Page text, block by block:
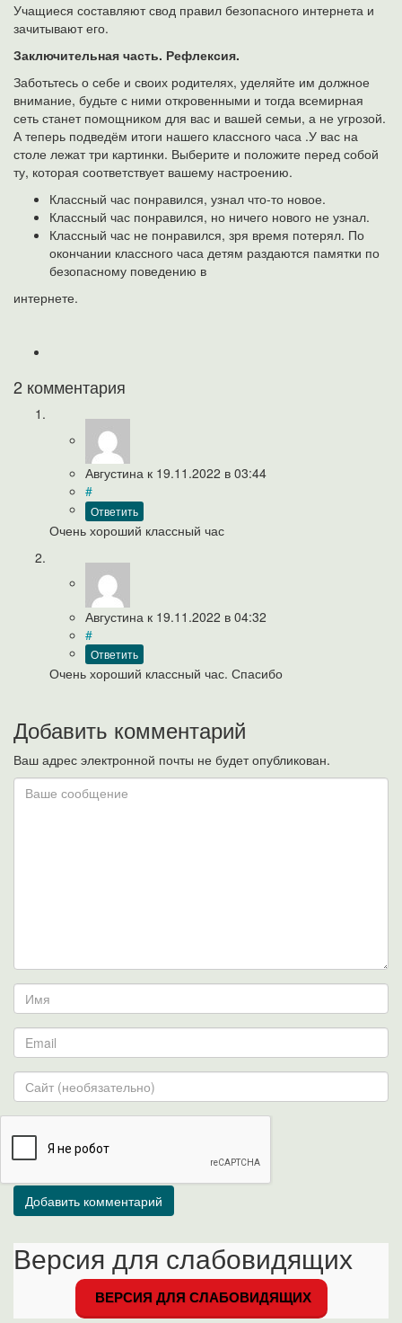
Учащиеся составляют свод правил безопасного интернета и
зачитывают его.
Заключительная часть. Рефлексия.
Заботьтесь о себе и своих родителях, уделяйте им должное
внимание, будьте с ними откровенными и тогда всемирная
сеть станет помощником для вас и вашей семьи, а не угрозой.
А теперь подведём итоги нашего классного часа .У вас на
столе лежат три картинки. Выберите и положите перед собой
ту, которая соответствует вашему настроению.
Классный час понравился, узнал что-то новое.
Классный час понравился, но ничего нового не узнал.
Классный час не понравился, зря время потерял. По
окончании классного часа детям раздаются памятки по
безопасному поведению в
интернете.
2 комментария
Августина к 19.11.2022 в 03:44
#
Ответить
Очень хороший классный час
Августина к 19.11.2022 в 04:32
#
Ответить
Очень хороший классный час. Спасибо
Добавить комментарий
Ваш адрес электронной почты не будет опубликован.
Версия для слабовидящих
ВЕРСИЯ ДЛЯ СЛАБОВИДЯЩИХ